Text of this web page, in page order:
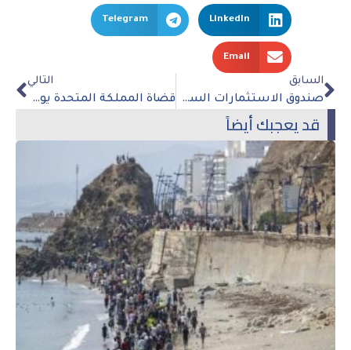
LinkedIn
Telegram
Email
السابق
صندوق الاستثمارات السعودي يُخفّض تقييم مشاريعه بـ8 مليارات دولار وسط ضغوط مالية
التالي
قضاة المملكة المتحدة يوضحون حدود تواطؤ وكالات الاستخبارات في التعذيب بالخارج
قد يعجبك أيضاً